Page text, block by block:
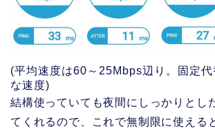
(平均速度は60～25Mbps辺り。固定
な速度)
結構使っていても夜間にしっかりとし
てくれるので、これで無制限に使える